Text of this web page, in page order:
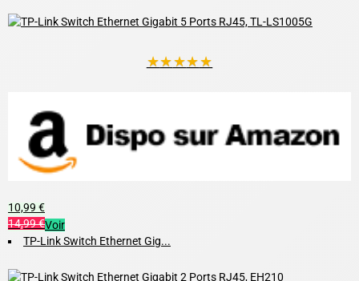
★★★★★
10,99 €
14,99 €Voir
TP-Link Switch Ethernet Gig...